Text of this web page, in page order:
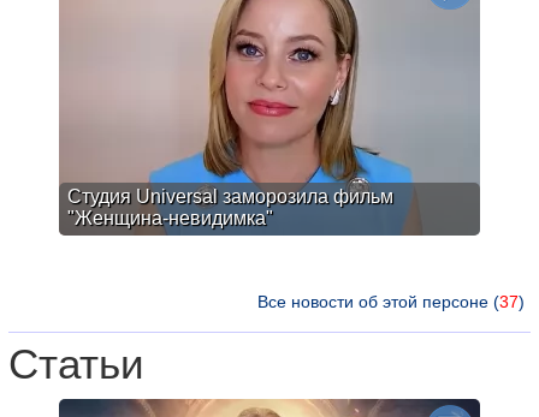
Студия Universal заморозила фильм
"Женщина-невидимка"
Все новости об этой персоне (37)
Статьи